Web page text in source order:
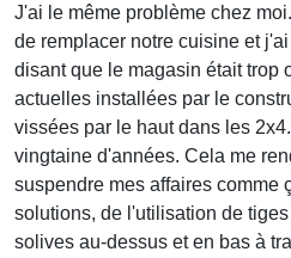
J'ai le même problème chez
de remplacer notre cuisine et
disant que le magasin était trop
actuelles installées par le
vissées par le haut dans les
vingtaine d'années. Cela me
suspendre mes affaires comme
solutions, de l'utilisation de
solives au-dessus et en bas à